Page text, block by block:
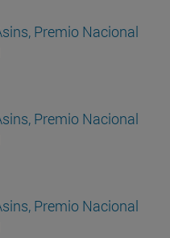
Premio Nacional
Premio Nacional
Premio Nacional